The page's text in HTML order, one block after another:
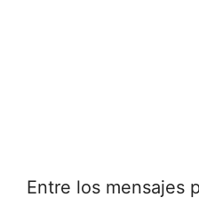
Entre los mensajes